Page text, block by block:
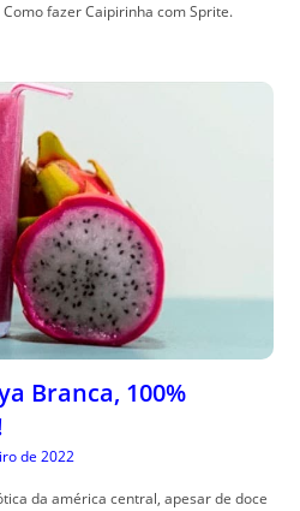
fazer Caipirinha com Sprite.
Branca, 100%
de 2022
da américa central, apesar de doce